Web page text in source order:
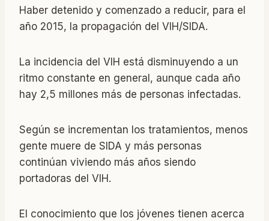
Haber detenido y comenzado a reducir, para el
año 2015, la propagación del VIH/SIDA.
La incidencia del VIH está disminuyendo a un
ritmo constante en general, aunque cada año
hay 2,5 millones más de personas infectadas.
Según se incrementan los tratamientos, menos
gente muere de SIDA y más personas
continúan viviendo más años siendo
portadoras del VIH.
El conocimiento que los jóvenes tienen acerca